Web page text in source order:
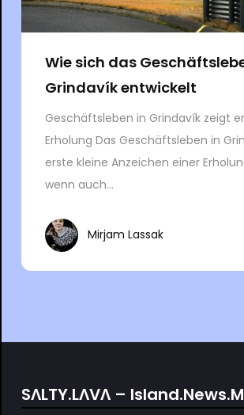
Wie sich das
Grindavík entwickelt
Geschäftsleben in Grindavík zeigt
Erholung Das Geschäftsleben in
erste kleine Anzeichen einer
wenn auch...
Mirjam Lassak
SΛLTY.LΛVΛ –